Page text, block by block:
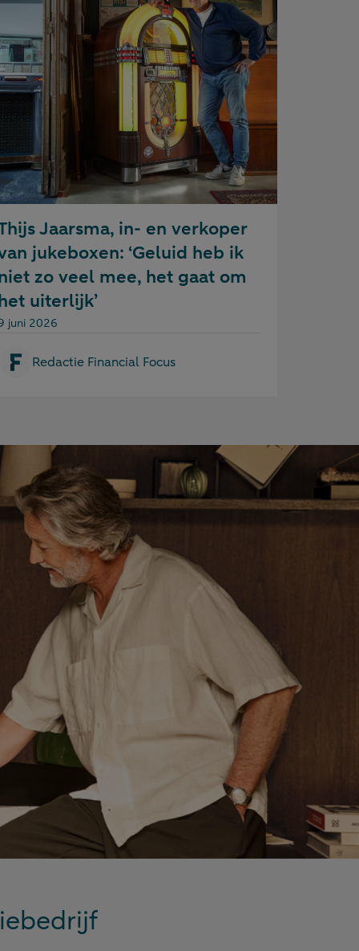
Jaarsma, in- en verkoper
jukeboxen: ‘Geluid heb ik
zo veel mee, het gaat om
uiterlijk’
op:
juni 2026
Redactie Financial Focus
even?
korte vragenlijst in te vullen, kunnen we onze content
op uw situatie en interesses. Het kost u slechts
we u iets vragen?